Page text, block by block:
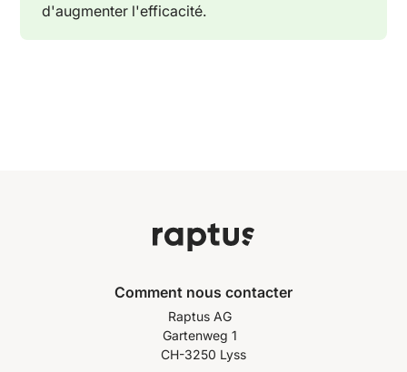
d'augmenter l'efficacité.
Comment nous contacter
Raptus AG
Gartenweg 1
CH-3250 Lyss